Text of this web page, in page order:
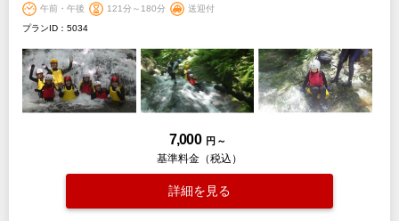
午前・午後 121分～180分
送迎付
プランID：5034
7,000 円 ～
基準料金（税込）
詳細を見る